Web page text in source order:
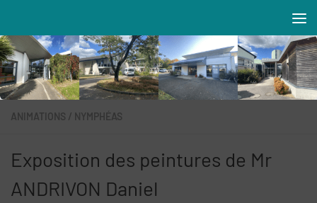
Résidences MAREVA
ANIMATIONS / NYMPHÉAS
Exposition des peintures de Mr
ANDRIVON Daniel